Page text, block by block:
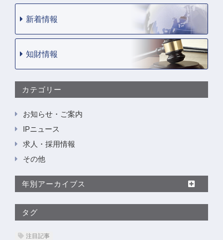
新着情報
知財情報
カテゴリー
お知らせ・ご案内
IPニュース
求人・採用情報
その他
年別アーカイブス
タグ
注目記事